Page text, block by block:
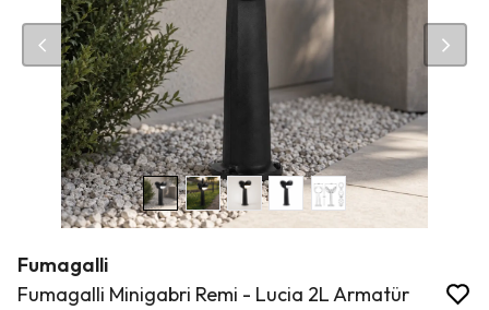
Fumagalli
Fumagalli Minigabri Remi - Lucia 2L Armatür